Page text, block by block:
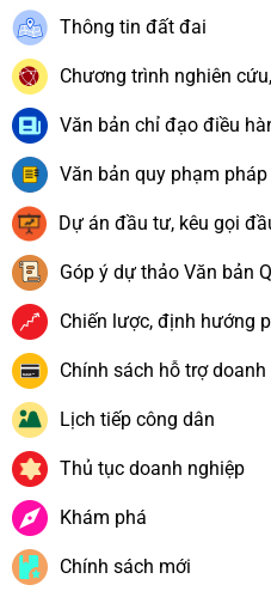
Thông tin đất đai
Chương trình nghiên
Văn bản chỉ đạo điều
Văn bản quy phạm
Dự án đầu tư, kêu gọi
Góp ý dự thảo Văn bản
Chiến lược, định hướng
Chính sách hỗ trợ
Lịch tiếp công dân
Thủ tục doanh nghiệp
Khám phá
Chính sách mới